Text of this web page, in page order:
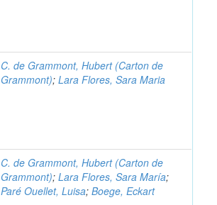
C. de Grammont, Hubert (Carton de
Grammont);Lara Flores, Sara Maria
C. de Grammont, Hubert (Carton de
Grammont);Lara Flores, Sara María;
Paré Ouellet, Luisa;Boege, Eckart